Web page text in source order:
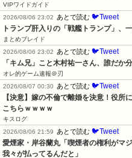
VIPワイドガイド
2026/08/06 23:02
あとで読む 🐦Tweet
トランプ肝入りの「戦艦トランプ」
まとめブレイド
2026/08/06 23:02
あとで読む 🐦Tweet
「キム兄」こと木村祐一さん、誰だか
オレ的ゲーム速報＠刃
2026/08/07 00:30
あとで読む 🐦Tweet
【決意】嫁の不倫で離婚を決意！役所
こちらｗｗｗｗ
キスログ
2026/08/06 21:59
あとで読む 🐦Tweet
愛煙家・岸谷蘭丸「喫煙者の権利がマ
我々が払ってるんだと」